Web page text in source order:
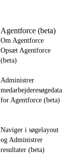
Agentforce (beta)
Om Agentforce
Opsæt Agentforce
(beta)
Administrer
medarbejderesøgedata
for Agentforce (beta)
Naviger i søgelayout
og Administrer
resultater (beta)